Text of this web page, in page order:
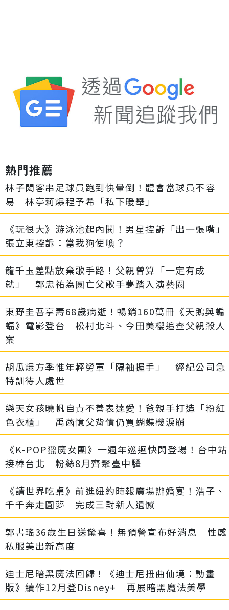
熱門推薦
林子閎客串足球員跑到快暈倒！體會當球員不容
易 林亭莉爆程予希「私下暖舉」
《玩很大》游泳池起內鬨！男星控訴「出一張嘴」
張立東控訴：當我狗使喚？
龍千玉差點放棄歌手路！父親曾算「一定有成
就」 郭忠祐為圓亡父歌手夢踏入演藝圈
東野圭吾享壽68歲病逝！暢銷160萬冊《天鵝與蝙
蝠》電影登台 松村北斗、今田美櫻追查父親殺人
案
胡瓜爆方季惟年輕勞軍「隔袖握手」 經紀公司急
特訓待人處世
樂天女孩曉帆自責不善表達愛！爸親手打造「粉紅
色衣櫃」 禹菡憶父背債仍買蝴蝶機淚崩
《K-POP獵魔女團》一週年巡迴快閃登場！台中站
接棒台北 粉絲8月齊聚臺中驛
《請世界吃桌》前進紐約時報廣場辦婚宴！浩子、
千千奔走圓夢 完成三對新人遺憾
郭書瑤36歲生日送驚喜！無預警宣布好消息 性感
私服美出新高度
迪士尼暗黑魔法回歸！《迪士尼扭曲仙境：動畫
版》續作12月登Disney+ 再展暗黑魔法美學